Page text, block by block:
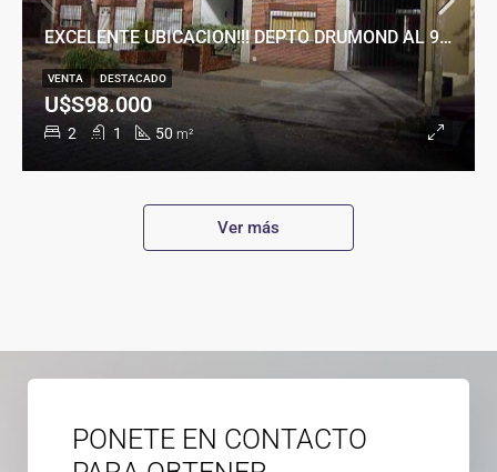
EXCELENTE UBICACION!!! DEPTO DRUMOND AL 900
2 1 50 m²
U$S98.000
VENTA DESTACADO
Ver más
PONETE EN CONTACTO